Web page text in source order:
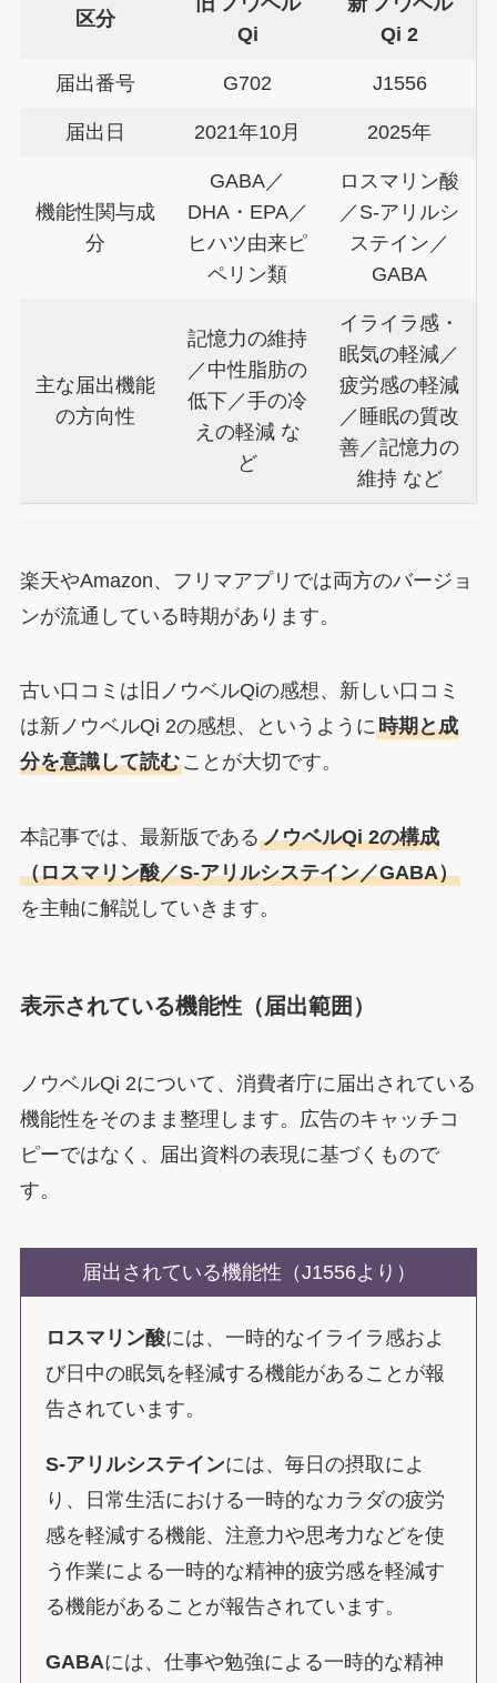
区分
Qi
Qi 2
届出番号 G702 J1556
届出日 2021年10月 2025年
機能性関与成
分
GABA／
DHA・EPA／
ヒハツ由来ピ
ペリン類
ロスマリン酸
／S-アリルシ
ステイン／
GABA
主な届出機能
の方向性
記憶力の維持
／中性脂肪の
低下／手の冷
えの軽減 な
ど
イライラ感・
眠気の軽減／
疲労感の軽減
／睡眠の質改
善／記憶力の
維持 など
楽天やAmazon、フリマアプリでは両方のバージョ
ンが流通している時期があります。
古い口コミは旧ノウベルQiの感想、新しい口コミ
は新ノウベルQi 2の感想、というように時期と成
分を意識して読むことが大切です。
本記事では、最新版であるノウベルQi 2の構成
（ロスマリン酸／S-アリルシステイン／GABA）
を主軸に解説していきます。
表示されている機能性（届出範囲）
ノウベルQi 2について、消費者庁に届出されている
機能性をそのまま整理します。広告のキャッチコ
ピーではなく、届出資料の表現に基づくもので
す。
届出されている機能性（J1556より）
ロスマリン酸には、一時的なイライラ感およ
び日中の眠気を軽減する機能があることが報
告されています。
S-アリルシステインには、毎日の摂取によ
り、日常生活における一時的なカラダの疲労
感を軽減する機能、注意力や思考力などを使
う作業による一時的な精神的疲労感を軽減す
る機能があることが報告されています。
GABAには、仕事や勉強による一時的な精神